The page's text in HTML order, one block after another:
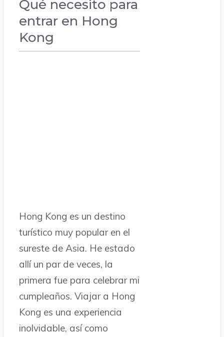
Qué necesito para
entrar en Hong
Kong
Hong Kong es un destino
turístico muy popular en el
sureste de Asia. He estado
allí un par de veces, la
primera fue para celebrar mi
cumpleaños. Viajar a Hong
Kong es una experiencia
inolvidable, así como